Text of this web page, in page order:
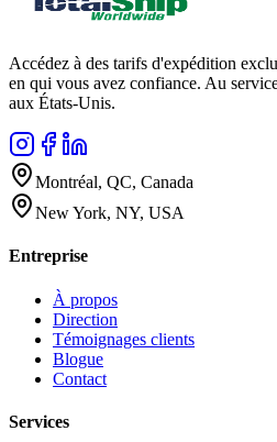
Accédez à des tarifs d'expédition
en qui vous avez confiance. Au
aux États-Unis.
Montréal, QC, Canada
New York, NY, USA
Entreprise
À propos
Direction
Témoignages clients
Blogue
Contact
Services